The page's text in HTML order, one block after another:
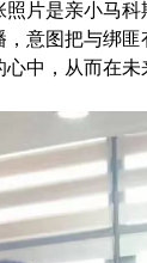
片是亲小马科
意图把与绑
中，从而在未